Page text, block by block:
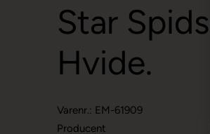
Star
Hvide.
Varenr.: EM-61909
Producent